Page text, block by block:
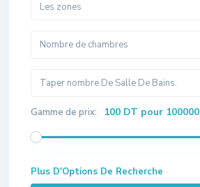
Les zones
Gamme de prix: 100 DT pour
Plus D'Options De Recherche